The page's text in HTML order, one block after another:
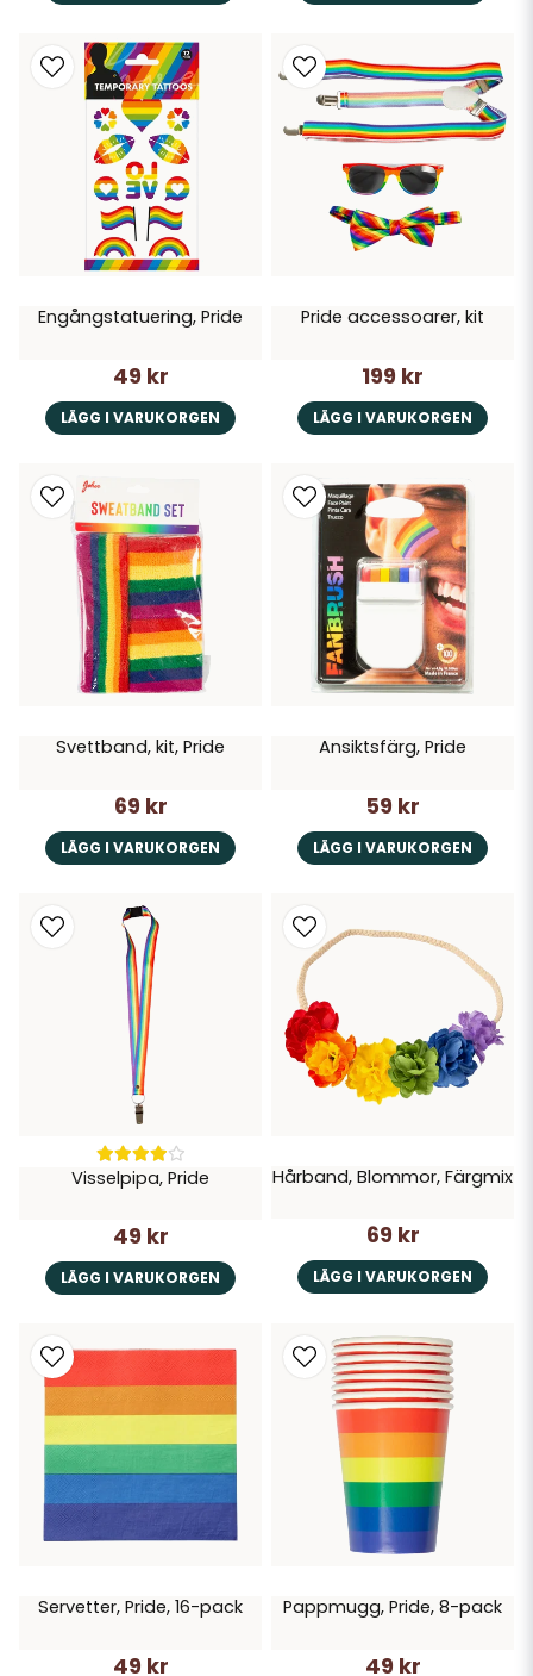
Engångstatuering, Pride
49 kr
LÄGG I VARUKORGEN
Pride accessoarer, kit
199 kr
LÄGG I VARUKORGEN
Svettband, kit, Pride
69 kr
LÄGG I VARUKORGEN
Ansiktsfärg, Pride
59 kr
LÄGG I VARUKORGEN
Visselpipa, Pride
49 kr
LÄGG I VARUKORGEN
Hårband, Blommor, Färgmix
69 kr
LÄGG I VARUKORGEN
Servetter, Pride, 16-pack
49 kr
Pappmugg, Pride, 8-pack
49 kr